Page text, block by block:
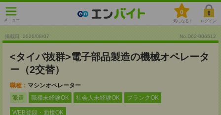
メニュー
0
気になる！ ログイン
掲載日 :2026/08/07 No.D62-006512
<タイパ抜群>電子部品製造の機械オペレータ
ー（2交替）
職種： マシンオペレーター
派遣
職種未経験OK 社会人未経験OK ブランクOK
WEB登録・面接OK